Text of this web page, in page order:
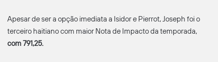
Apesar de ser a opção imediata a Isidor e Pierrot, Joseph foi o
terceiro haitiano com maior Nota de Impacto da temporada,
com 791,25.